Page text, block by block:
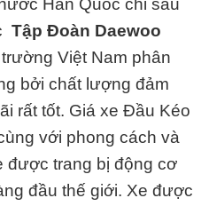
Tập Đoàn Daewoo
Việt Nam phân
bởi chất lượng đảm
rất tốt. Giá xe Đầu Kéo
với phong cách và
được trang bị động cơ
đầu thế giới. Xe được